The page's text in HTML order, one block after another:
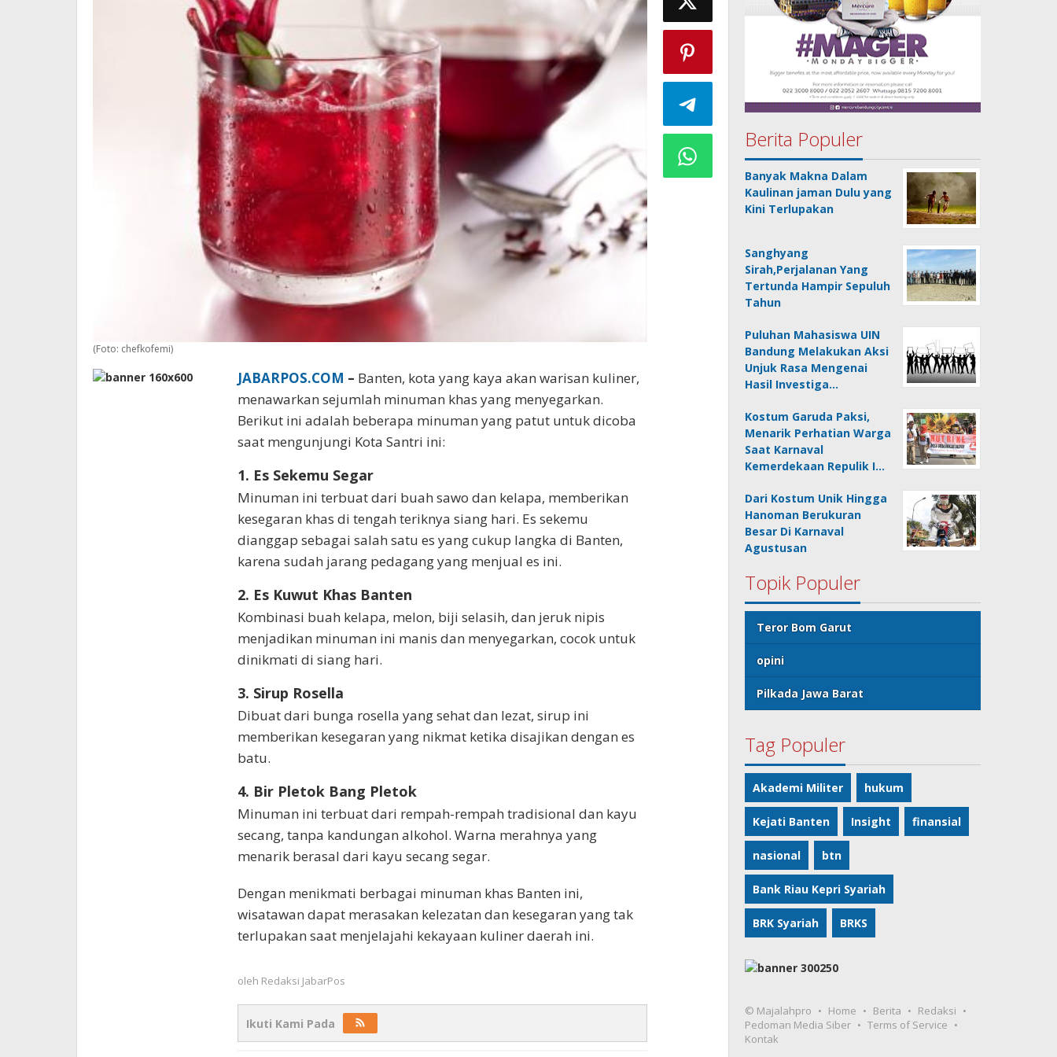
(Foto: chefkofemi)
JABARPOS.COM – Banten, kota yang kaya akan warisan kuliner,
menawarkan sejumlah minuman khas yang menyegarkan.
Berikut ini adalah beberapa minuman yang patut untuk dicoba
saat mengunjungi Kota Santri ini:
1. Es Sekemu Segar
Minuman ini terbuat dari buah sawo dan kelapa, memberikan
kesegaran khas di tengah teriknya siang hari. Es sekemu
dianggap sebagai salah satu es yang cukup langka di Banten,
karena sudah jarang pedagang yang menjual es ini.
2. Es Kuwut Khas Banten
Kombinasi buah kelapa, melon, biji selasih, dan jeruk nipis
menjadikan minuman ini manis dan menyegarkan, cocok untuk
dinikmati di siang hari.
3. Sirup Rosella
Dibuat dari bunga rosella yang sehat dan lezat, sirup ini
memberikan kesegaran yang nikmat ketika disajikan dengan es
batu.
4. Bir Pletok Bang Pletok
Minuman ini terbuat dari rempah-rempah tradisional dan kayu
secang, tanpa kandungan alkohol. Warna merahnya yang
menarik berasal dari kayu secang segar.
Dengan menikmati berbagai minuman khas Banten ini,
wisatawan dapat merasakan kelezatan dan kesegaran yang tak
terlupakan saat menjelajahi kekayaan kuliner daerah ini.
oleh Redaksi JabarPos
Ikuti Kami Pada
Berita Populer
Banyak Makna Dalam
Kaulinan jaman Dulu yang
Kini Terlupakan
Sanghyang
Sirah,Perjalanan Yang
Tertunda Hampir Sepuluh
Tahun
Puluhan Mahasiswa UIN
Bandung Melakukan Aksi
Unjuk Rasa Mengenai
Hasil Investiga…
Kostum Garuda Paksi,
Menarik Perhatian Warga
Saat Karnaval
Kemerdekaan Repulik I…
Dari Kostum Unik Hingga
Hanoman Berukuran
Besar Di Karnaval
Agustusan
Topik Populer
Teror Bom Garut
opini
Pilkada Jawa Barat
Tag Populer
Akademi Militer hukum
Kejati Banten Insight finansial
nasional btn
Bank Riau Kepri Syariah
BRK Syariah BRKS
© Majalahpro Home Berita
Redaksi
Pedoman Media Siber
Terms of Service
Kontak